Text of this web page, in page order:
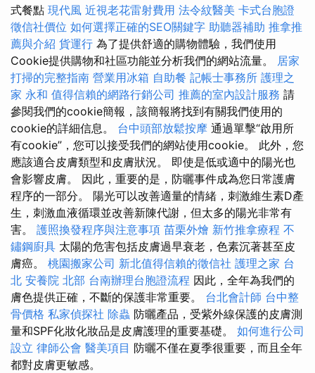
式餐點 現代風 近視老花雷射費用 法令紋醫美 卡式台胞證
徵信社價位 如何選擇正確的SEO關鍵字 助聽器補助 推拿推
薦與介紹 貨運行 為了提供舒適的購物體驗，我們使用
Cookie提供購物和社區功能並分析我們的網站流量。 居家
打掃的完整指南 營業用冰箱 自助餐 記帳士事務所 護理之
家 永和 值得信賴的網路行銷公司 推薦的室內設計服務 請
參閱我們的cookie簡報，該簡報將找到有關我們使用的
cookie的詳細信息。 台中頭部放鬆按摩 通過單擊“啟用所
有cookie”，您可以接受我們的網站使用cookie。 此外，您
應該適合皮膚類型和皮膚狀況。 即使是低或適中的陽光也
會影響皮膚。 因此，重要的是，防曬事件成為您日常護膚
程序的一部分。 陽光可以改善適量的情緒，刺激維生素D產
生，刺激血液循環並改善新陳代謝，但太多的陽光非常有
害。 護照換發程序與注意事項 苗栗外燴 新竹推拿療程 不
鏽鋼廚具 太陽的危害包括皮膚過早衰老，色素沉著甚至皮
膚癌。 桃園搬家公司 新北值得信賴的徵信社 護理之家 台
北 安養院 北部 台南辦理台胞證流程 因此，全年為我們的
膚色提供正確，不斷的保護非常重要。 台北會計師 台中整
骨價格 私家偵探社 除蟲 防曬產品，受紫外線保護的皮膚測
量和SPF化妝化妝品是皮膚護理的重要基礎。 如何進行公司
設立 律師公會 醫美項目 防曬不僅在夏季很重要，而且全年
都對皮膚更敏感。